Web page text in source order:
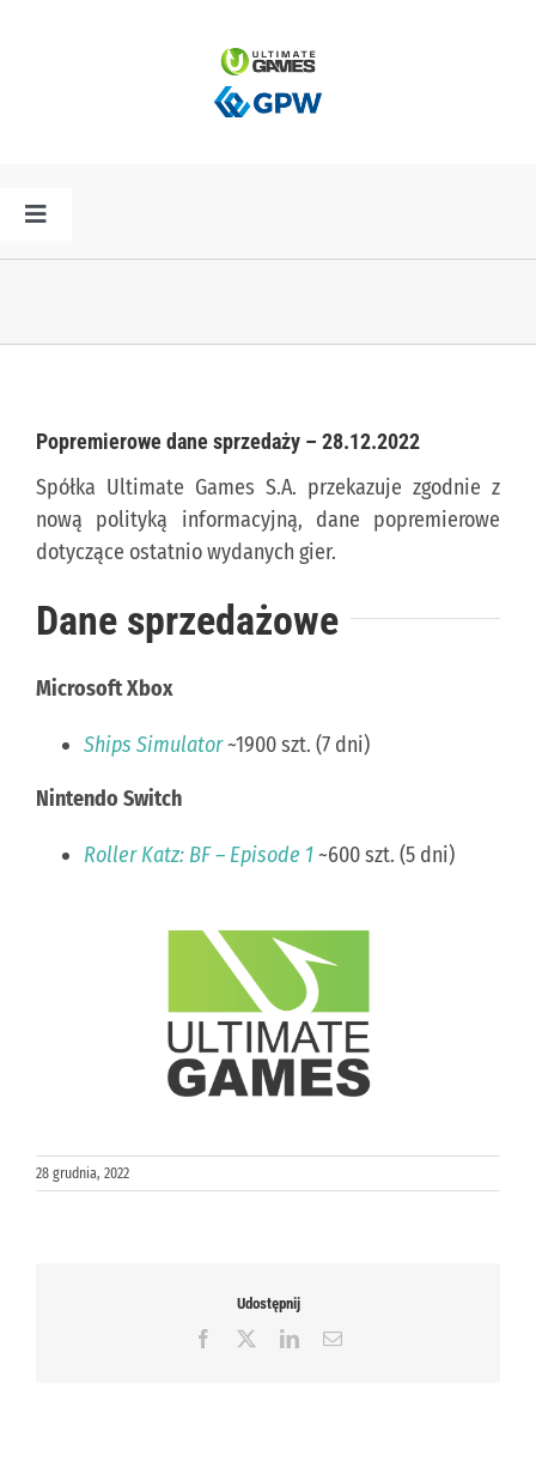
Toggle
Navigation
PLAN PREMIER
SPÓŁKA
PUBLISHING (EN)
Popremierowe dane sprzedaży – 28.12.2022
Spółka Ultimate Games S.A. przekazuje zgodnie z
nową polityką informacyjną, dane popremierowe
dotyczące ostatnio wydanych gier.
Dane sprzedażowe
Microsoft Xbox
Ships Simulator~1900 szt. (7 dni)
Nintendo Switch
Roller Katz: BF – Episode 1~600 szt. (5 dni)
28 grudnia, 2022
Udostępnij
Facebook LinkedInEmail